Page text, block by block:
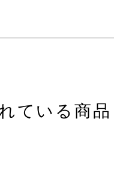
ている商品